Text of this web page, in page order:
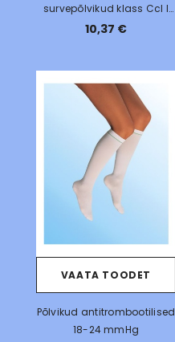
survepõlvikud klass Ccl I
15-21 mm Hg
10,37 €
VAATA TOODET
Põlvikud antitrombootilised
18-24 mmHg